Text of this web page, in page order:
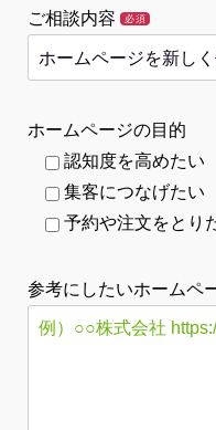
ご相談内容 必須
ホームページの目的
認知度を高めたい
集客につなげたい
予約や注文をとり
参考にしたいホームペ